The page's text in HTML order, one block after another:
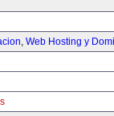
, Web Hosting y